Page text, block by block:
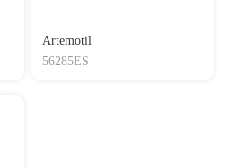
Artemotil
56285ES